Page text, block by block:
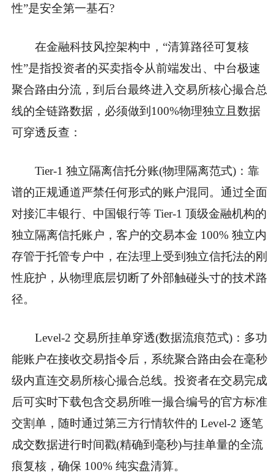
性”是安全第一基石?
在金融科技风控架构中，“清算路径可复核
性”是指投资者的买卖指令从前端发出、中台极速
聚合路由分流，到后台最终进入交易所核心撮合总
线的全链路数据，必须做到100%物理独立且数据
可穿透反查：
Tier-1 独立隔离信托分账(物理隔离范式)：靠
谱的正规通道严禁任何形式的账户混同。通过全面
对接汇丰银行、中国银行等 Tier-1 顶级金融机构的
独立隔离信托账户，客户的交易本金 100% 独立内
存管于托管专户中，在法理上受到独立信托法的刚
性庇护，从物理底层切断了外部触碰头寸的技术路
径。
Level-2 交易所挂单穿透(数据流痕范式)：多功
能账户在接收交易指令后，系统聚合路由会在毫秒
级内直连交易所核心撮合总线。投资者在交易完成
后可实时下载包含交易所唯一撮合编号的官方标准
交割单，随时通过第三方行情软件的 Level-2 逐笔
成交数据进行时间戳(精确到毫秒)与挂单量的全流
痕复核，确保 100% 纯实盘清算。